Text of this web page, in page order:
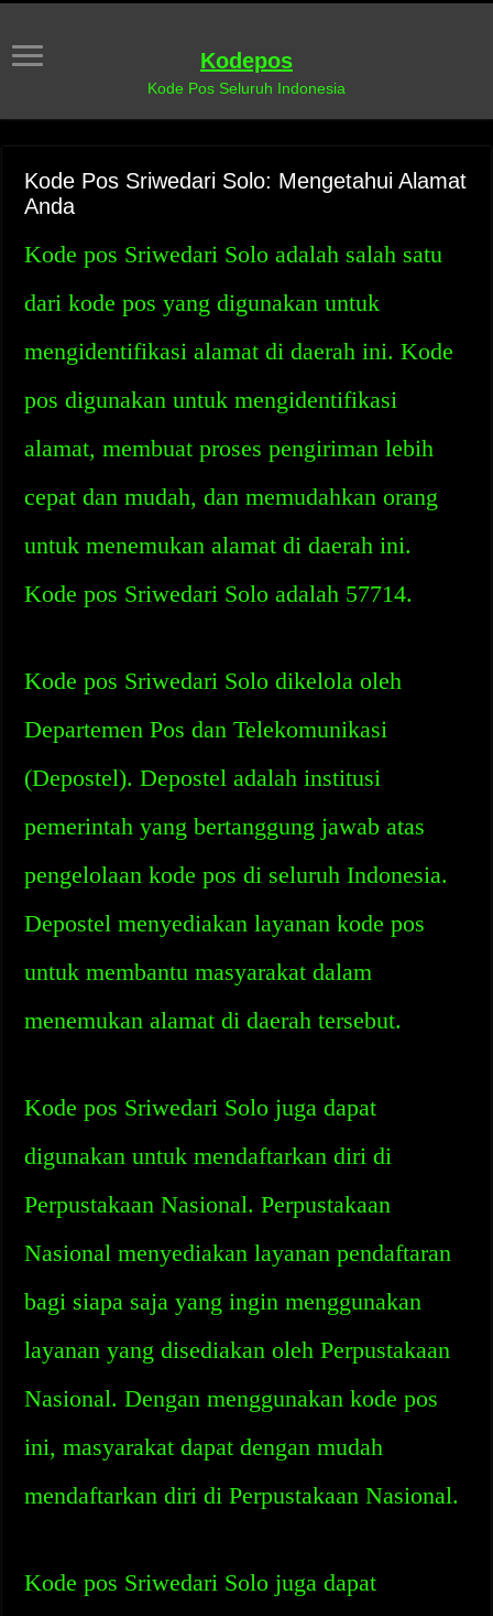
Kodepos
Kode Pos Seluruh Indonesia
Kode Pos Sriwedari Solo: Mengetahui Alamat
Anda
Kode pos Sriwedari Solo adalah salah satu
dari kode pos yang digunakan untuk
mengidentifikasi alamat di daerah ini. Kode
pos digunakan untuk mengidentifikasi
alamat, membuat proses pengiriman lebih
cepat dan mudah, dan memudahkan orang
untuk menemukan alamat di daerah ini.
Kode pos Sriwedari Solo adalah 57714.
Kode pos Sriwedari Solo dikelola oleh
Departemen Pos dan Telekomunikasi
(Depostel). Depostel adalah institusi
pemerintah yang bertanggung jawab atas
pengelolaan kode pos di seluruh Indonesia.
Depostel menyediakan layanan kode pos
untuk membantu masyarakat dalam
menemukan alamat di daerah tersebut.
Kode pos Sriwedari Solo juga dapat
digunakan untuk mendaftarkan diri di
Perpustakaan Nasional. Perpustakaan
Nasional menyediakan layanan pendaftaran
bagi siapa saja yang ingin menggunakan
layanan yang disediakan oleh Perpustakaan
Nasional. Dengan menggunakan kode pos
ini, masyarakat dapat dengan mudah
mendaftarkan diri di Perpustakaan Nasional.
Kode pos Sriwedari Solo juga dapat